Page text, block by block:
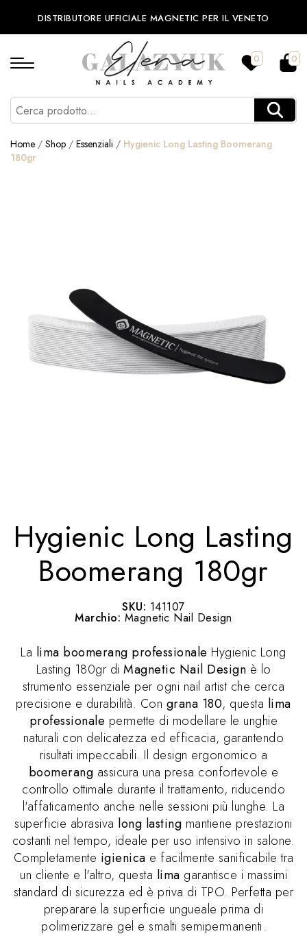
DISTRIBUTORE UFFICIALE MAGNETIC PER IL VENETO
0 0
Home / Shop / Essenziali / Hygienic Long Lasting Boomerang
180gr
Hygienic Long Lasting
Boomerang 180gr
SKU: 141107
Marchio: Magnetic Nail Design
La lima boomerang professionale Hygienic Long
Lasting 180gr di Magnetic Nail Design è lo
strumento essenziale per ogni nail artist che cerca
precisione e durabilità. Con grana 180, questa lima
professionale permette di modellare le unghie
naturali con delicatezza ed efficacia, garantendo
risultati impeccabili. Il design ergonomico a
boomerang assicura una presa confortevole e
controllo ottimale durante il trattamento, riducendo
l'affaticamento anche nelle sessioni più lunghe. La
superficie abrasiva long lasting mantiene prestazioni
costanti nel tempo, ideale per uso intensivo in salone.
Completamente igienica e facilmente sanificabile tra
un cliente e l'altro, questa lima garantisce i massimi
standard di sicurezza ed è priva di TPO. Perfetta per
preparare la superficie ungueale prima di
polimerizzare gel e smalti semipermanenti.